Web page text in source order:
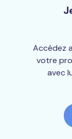
Accédez
votre
avec